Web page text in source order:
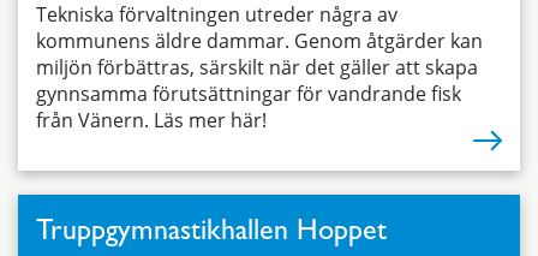
Tekniska förvaltningen utreder några av
kommunens äldre dammar. Genom åtgärder kan
miljön förbättras, särskilt när det gäller att skapa
gynnsamma förutsättningar för vandrande fisk
från Vänern. Läs mer här!
Truppgymnastikhallen Hoppet